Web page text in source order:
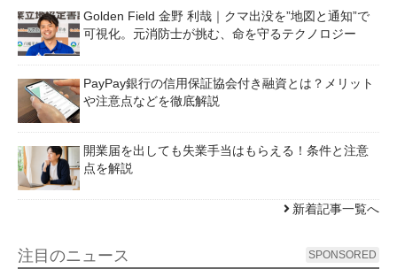
Golden Field 金野 利哉｜クマ出没を”地図と通知”で
可視化。元消防士が挑む、命を守るテクノロジー
PayPay銀行の信用保証協会付き融資とは？メリット
や注意点などを徹底解説
開業届を出しても失業手当はもらえる！条件と注意
点を解説
新着記事一覧へ
注目のニュース SPONSORED